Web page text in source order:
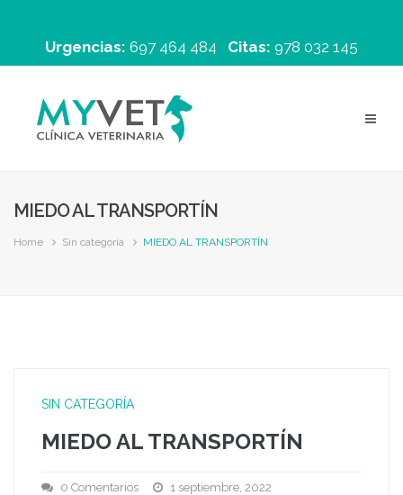
Urgencias: 697 464 484 Citas: 978 032 145
MIEDO AL TRANSPORTÍN
Home Sin categoría MIEDO AL TRANSPORTÍN
SIN CATEGORÍA
MIEDO AL TRANSPORTÍN
0 Comentarios
1 septiembre, 2022